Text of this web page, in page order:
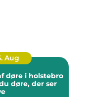
Aug
døre i holstebro
døre, der ser